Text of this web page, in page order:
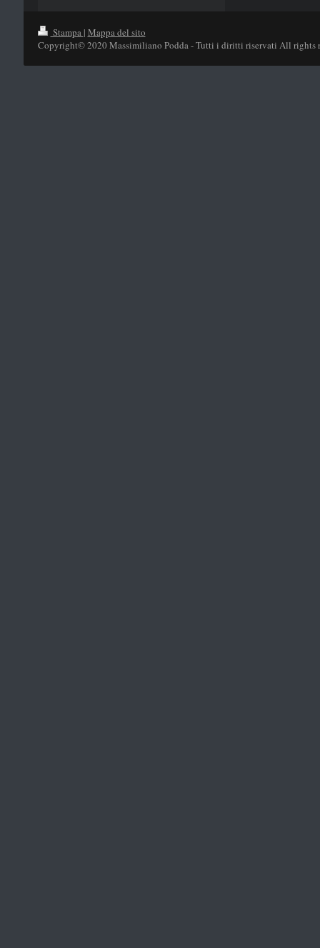
Stampa | Mappa del sito
Copyright© 2020 Massimiliano Podda - Tutti i diritti riservati All rights